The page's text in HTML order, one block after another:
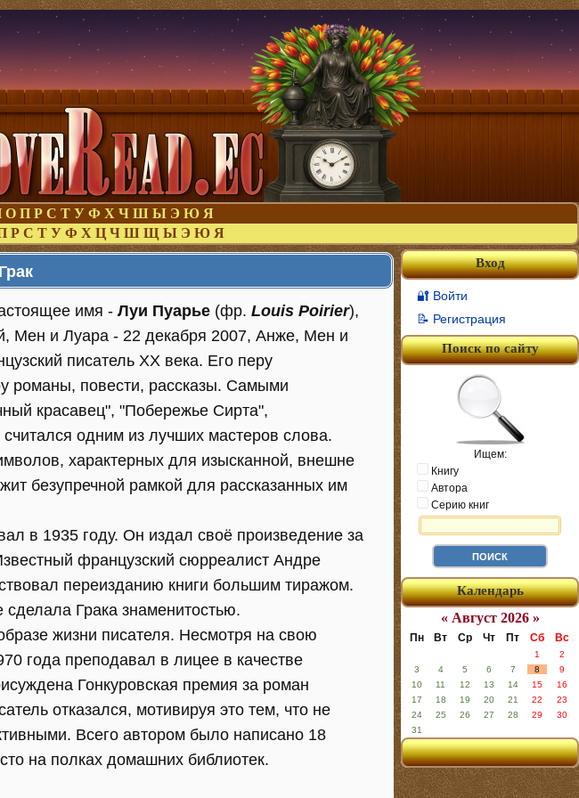
О П Р С Т У Ф Х Ч Ш Ы Э Ю Я
Р С Т У Ф Х Ц Ч Ш Щ Ы Э Ю Я
имя - Луи Пуарье (фр. Louis Poirier),
Мен и Луара - 22 декабря 2007, Анже, Мен и
писатель XX века. Его перу
романы, повести, рассказы. Самыми
красавец", "Побережье Сирта",
одним из лучших мастеров слова.
характерных для изысканной, внешне
безупречной рамкой для рассказанных им
в 1935 году. Он издал своё произведение за
французский сюрреалист Андре
переизданию книги большим тиражом.
Грака знаменитостью.
жизни писателя. Несмотря на свою
года преподавал в лицее в качестве
Гонкуровская премия за роман
отказался, мотивируя это тем, что не
Всего автором было написано 18
на полках домашних библиотек.
Вход
🔐 Войти
📝 Регистрация
Поиск по сайту
Ищем:
Книгу
Автора
Серию книг
Календарь
« Август 2026 »
Пн Вт Ср Чт Пт Сб Вс
1
2
3
4 5 6 7 8
9
10
11 12 13 14 15
16
17
18 19 20 21 22
23
24
25 26 27 28 29
30
31